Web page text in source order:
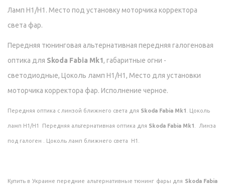
Ламп Н1/Н1. Место под установку моторчика корректора
света фар.
Передняя тюнинговая альтернативная передняя галогеновая
оптика для Skoda Fabia Mk1, габаритные огни -
светодиодные, Цоколь ламп Н1/Н1, Место для установки
моторчика корректора фар. Исполнение черное.
Передняя оптика с линзой ближнего света для Skoda Fabia Mk1 . Цоколь
ламп Н1/Н1 Передняя альтернативная оптика для Skoda Fabia Mk1 . Линза
под галоген . Цоколь ламп ближнего света Н1.
Купить в Украине передние альтернативные тюнинг фары для Skoda Fabia